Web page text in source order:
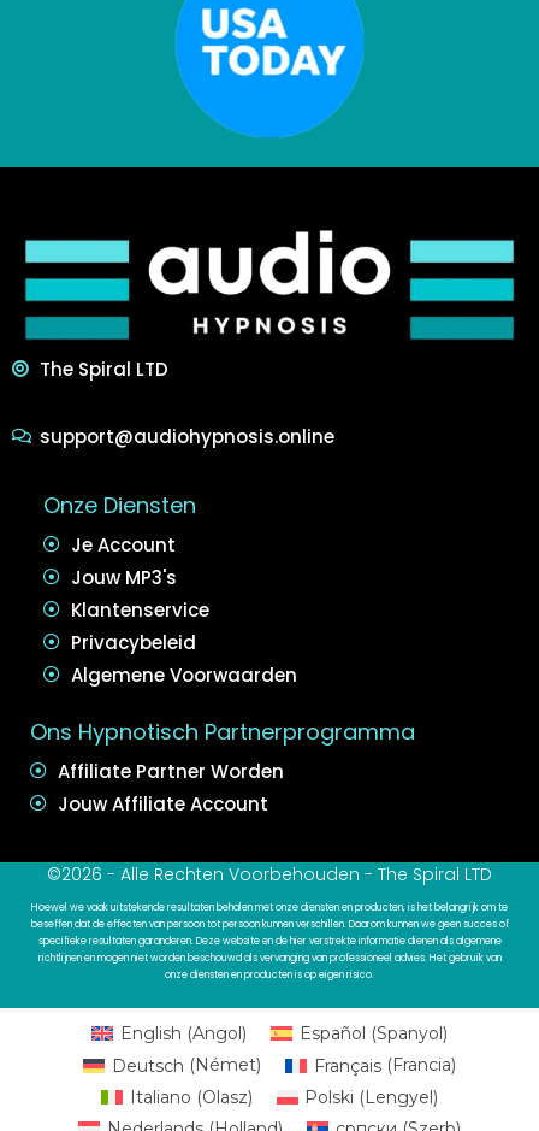
The Spiral LTD
support@audiohypnosis.online
Onze Diensten
Je Account
Jouw MP3's
Klantenservice
Privacybeleid
Algemene Voorwaarden
Ons Hypnotisch Partnerprogramma
Affiliate Partner Worden
Jouw Affiliate Account
©2026 - Alle Rechten Voorbehouden - The Spiral LTD
Hoewel we vaak uitstekende resultaten behalen met onze diensten en producten, is het belangrijk om te
beseffen dat de effecten van persoon tot persoon kunnen verschillen. Daarom kunnen we geen succes of
specifieke resultaten garanderen. Deze website en de hier verstrekte informatie dienen als algemene
richtlijnen en mogen niet worden beschouwd als vervanging van professioneel advies. Het gebruik van
onze diensten en producten is op eigen risico.
English (Angol) Español (Spanyol)
Deutsch (Német) Français(Francia)
Italiano (Olasz) Polski (Lengyel)